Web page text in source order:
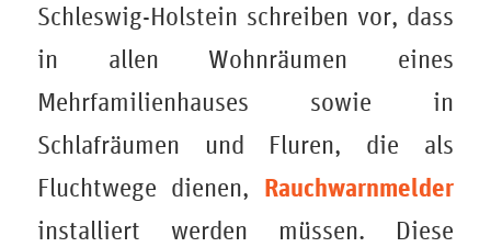
Schleswig-Holstein schreiben vor, dass
in allen Wohnräumen eines
Mehrfamilienhauses sowie in
Schlafräumen und Fluren, die als
Fluchtwege dienen, Rauchwarnmelder
installiert werden müssen. Diese